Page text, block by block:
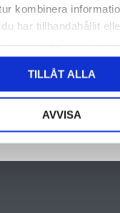
kombinera
har tillhandahållit
TILLÅT ALLA
AVVISA
vår integritetspolicy.